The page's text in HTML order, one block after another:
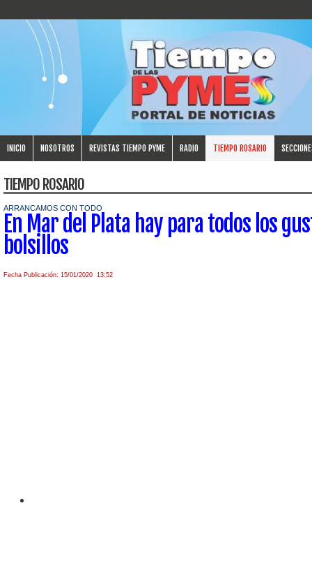
INICIO NOSOTROS REVISTAS TIEMPO PYME RADIO TIEMPO ROSARIO
TIEMPO ROSARIO
ARRANCAMOS CON TODO
En Mar del Plata hay para todos los
bolsillos
Fecha Publicación: 15/01/2020 13:52